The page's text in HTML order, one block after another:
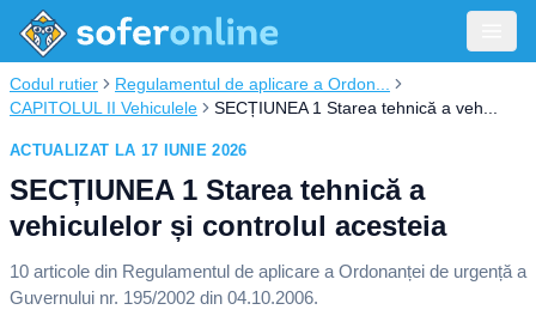
Codul rutier
Regulamentul de aplicare a Ordon...
CAPITOLUL II Vehiculele
SECȚIUNEA 1 Starea tehnică a veh...
ACTUALIZAT LA 17 IUNIE 2026
SECȚIUNEA 1 Starea tehnică a
vehiculelor și controlul acesteia
10 articole din Regulamentul de aplicare a Ordonanței de urgență a
Guvernului nr. 195/2002 din 04.10.2006.